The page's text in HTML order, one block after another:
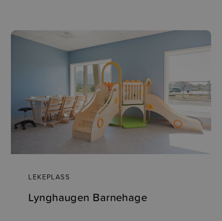
LEKEPLASS
Lynghaugen Barnehage